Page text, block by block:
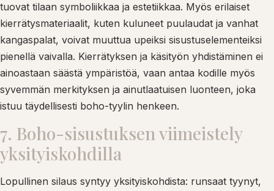
tuovat tilaan symboliikkaa ja estetiikkaa. Myös erilaiset
kierrätysmateriaalit, kuten kuluneet puulaudat ja vanhat
kangaspalat, voivat muuttua upeiksi sisustuselementeiksi
pienellä vaivalla. Kierrätyksen ja käsityön yhdistäminen ei
ainoastaan säästä ympäristöä, vaan antaa kodille myös
syvemmän merkityksen ja ainutlaatuisen luonteen, joka
istuu täydellisesti boho-tyylin henkeen.
7. Boho-sisustuksen viimeistely
yksityiskohdilla
Lopullinen silaus syntyy yksityiskohdista: runsaat tyynyt,